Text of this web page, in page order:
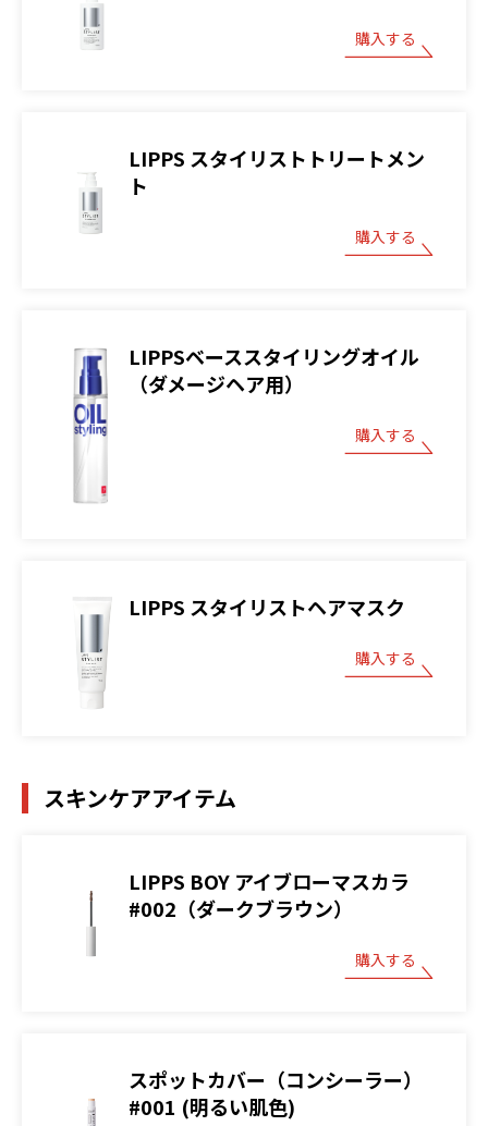
購入する
LIPPS スタイリストトリートメン
ト
購入する
LIPPSベーススタイリングオイル
（ダメージヘア用）
購入する
LIPPS スタイリストヘアマスク
購入する
スキンケアアイテム
LIPPS BOY アイブローマスカラ
#002（ダークブラウン）
購入する
スポットカバー（コンシーラー）
#001 (明るい肌色)